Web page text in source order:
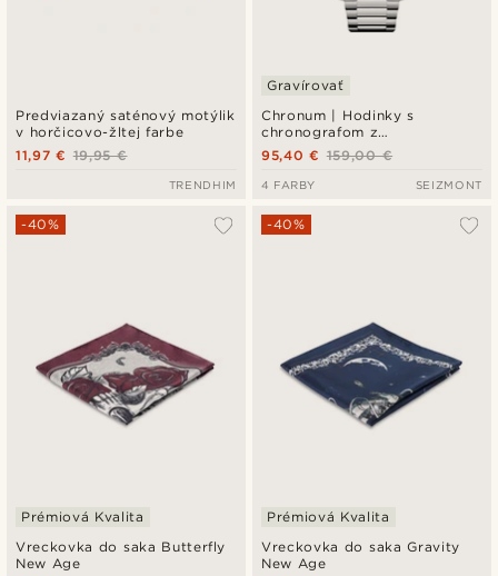
Predviazaný saténový motýlik
v horčicovo-žltej farbe
19,95 €
11,97 €
TRENDHIM
Chronum | Hodinky s
chronografom z
nehrdzavejúcej ocele v
striebornej a zelenej farbe
Gravírovať
159,00 €
95,40 €
4 FARBY SEIZMONT
Vreckovka do saka Butterfly
New Age
-40%
Prémiová Kvalita
Vreckovka do saka Gravity
New Age
-40%
Prémiová Kvalita